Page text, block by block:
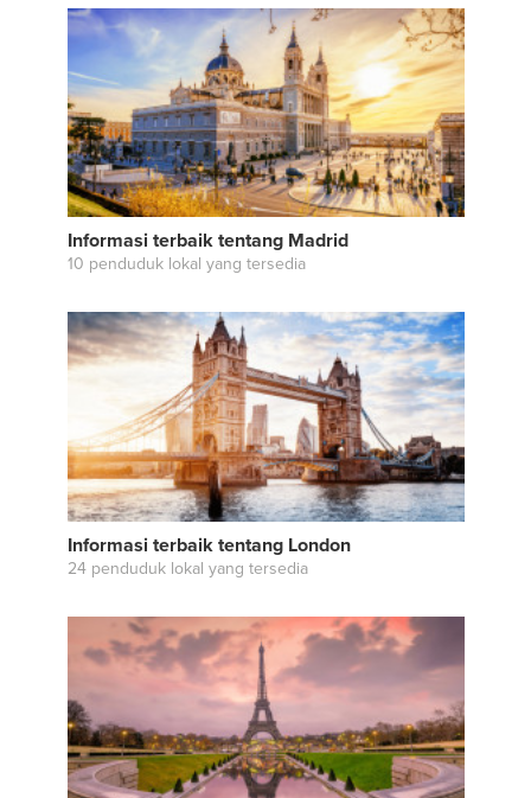
Informasi terbaik tentang Madrid
10 penduduk lokal yang tersedia
Informasi terbaik tentang London
24 penduduk lokal yang tersedia